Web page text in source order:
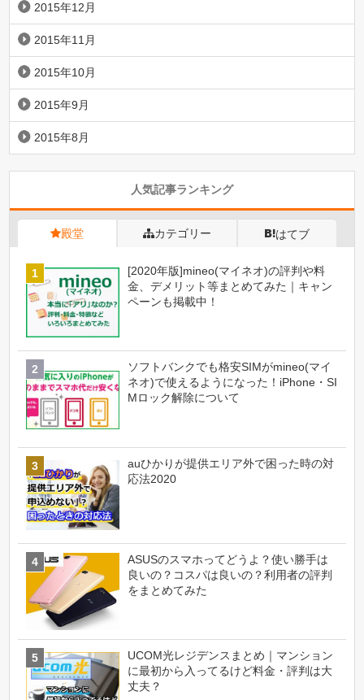
2015年12月
2015年11月
2015年10月
2015年9月
2015年8月
人気記事ランキング
殿堂 カテゴリー はてブ
[2020年版]mineo(マイネオ)の評判や料
金、デメリット等まとめてみた｜キャン
ペーンも掲載中！
ソフトバンクでも格安SIMがmineo(マイ
ネオ)で使えるようになった！iPhone・SI
Mロック解除について
auひかりが提供エリア外で困った時の対
応法2020
ASUSのスマホってどうよ？使い勝手は
良いの？コスパは良いの？利用者の評判
をまとめてみた
UCOM光レジデンスまとめ｜マンション
に最初から入ってるけど料金・評判は大
丈夫？